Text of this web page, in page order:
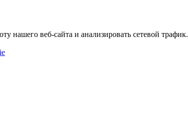
нашего веб-сайта и анализировать сетевой трафик.